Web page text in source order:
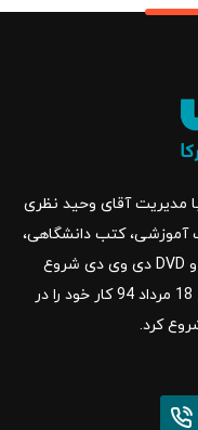
1383 کار خود را با مدیریت آقای وحید نظری
کتب دانشگاهی،
کتابهای زبان خارجه، انواع CD سی دی و DVD دی وی دی شروع
کرد.فروشگاه آنلاین کتاب مارکا در تاریخ 18 مرداد 94 کار خود را در
کرد.